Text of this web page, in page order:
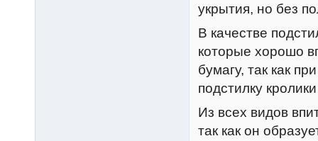
укрытия, но без
В качестве
которые хорошо
бумагу, так как
подстилку
Из всех видов
так как он